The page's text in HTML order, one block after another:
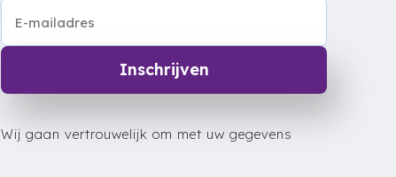
Inschrijven
Wij gaan vertrouwelijk om met uw gegevens